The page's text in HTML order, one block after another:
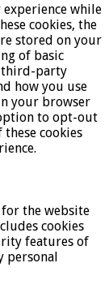
while
cookies, the
stored on your
of basic
third-party
how you use
your browser
to opt-out
cookies
for the website
cookies
features of
personal